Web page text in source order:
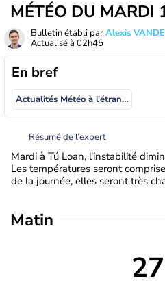
MÉTÉO DU MARDI
Bulletin établi parAlexis
Actualisé à 02h45
En bref
Actualités Météo à l'étranger
Résumé de l’expert
Mardi à Tú Loan, l'instabilité
Les températures seront
de la journée, elles seront très
Matin